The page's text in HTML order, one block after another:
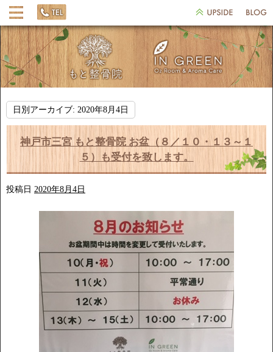
日別アーカイブ: 2020年8月4日
神戸市三宮 もと整骨院 お盆（８／１０・１３～１
５）も受付を致します。
投稿日 2020年8月4日